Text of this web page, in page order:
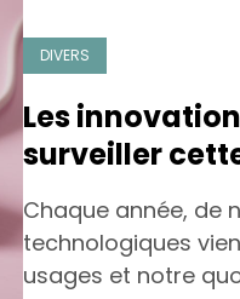
DIVERS
Les
surveiller
Chaque année, de
technologiques
usages et notre